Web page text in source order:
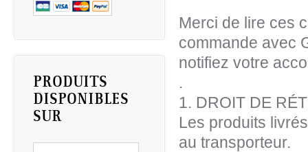
PRODUITS
DISPONIBLES
SUR
Merci de lire ces
commande avec
notifiez votre
.
1. DROIT DE
Les produits
au transporteur.